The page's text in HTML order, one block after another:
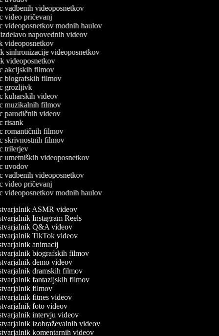
vadbenih videoposnetkov
video pričevanj
videoposnetkov modnih haulov
izdelavo napovednih videov
videoposnetkov
sinhronizacije videoposnetkov
videoposnetkov
akcijskih filmov
biografskih filmov
grozljivk
kuharskih videov
muzikalnih filmov
parodičnih videov
risank
romantičnih filmov
skrivnostnih filmov
trilerjev
umetniških videoposnetkov
uvodov
vadbenih videoposnetkov
video pričevanj
videoposnetkov modnih haulov
ASMR videov
Instagram Reels
Q&A videov
TikTok videov
animacij
biografskih filmov
demo videov
dramskih filmov
fantazijskih filmov
filmov
fitnes videov
foto videov
intervju videov
izobraževalnih videov
komentarnih videov